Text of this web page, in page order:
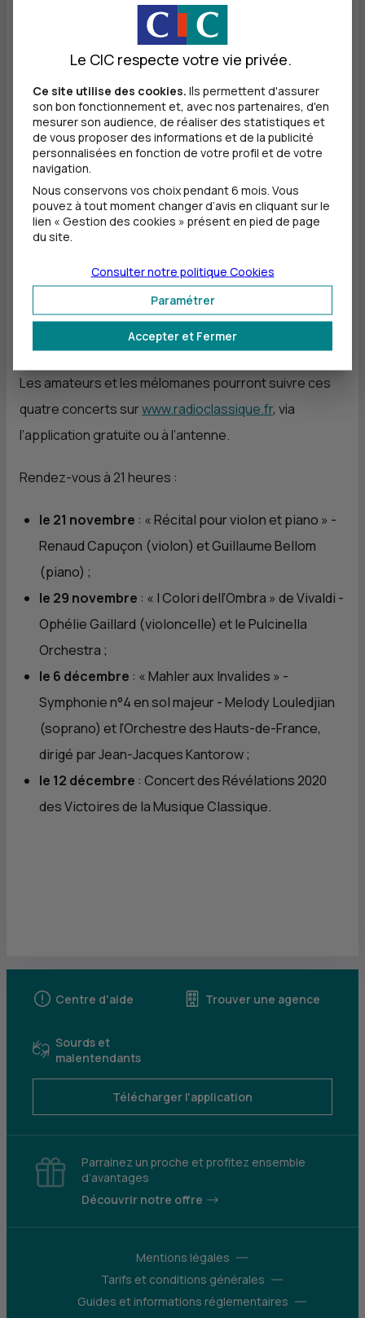
donnant rendez-vous sur les ondes de Radio
Classique à tous les publics, du néophyte au
mélomane, pour partager la programmation de la
saison musicale des Invalides», a déclaréDaniel Baal
directeur général duCIC.
Dans cette saison musicale revue pour les mois de
novembre et décembre 2020, quatre concerts seront
proposés dont deux représentations par des artistes
renommés, fortement engagés autour des valeurs
Capuçon, accompagné de Guillaume Bellom, et
Ophélie Gaillard, accompagnée du Pulcinella
Les amateurs et les mélomanes pourront suivre ces
quatre concerts surwww.radioclassique.fr, via
l’application gratuite ou à l’antenne.
Rendez-vous à 21 heures :
le 21 novembre : «Récital pour violon et piano » -
Renaud Capuçon (violon) et Guillaume Bellom
(piano) ;
le 29 novembre : « I Colori dell’Ombra » de Vivaldi -
Ophélie Gaillard (violoncelle) et le Pulcinella
Orchestra ;
le 6 décembre : «Mahler aux Invalides » -
Symphonie n°4 en sol majeur - Melody Louledjian
(soprano) et l’Orchestre des Hauts-de-France,
dirigé par Jean-Jacques Kantorow ;
le 12 décembre : Concert des Révélations 2020
des Victoires de la Musique Classique.
Centre d'aide Trouver une agence
Sourds et
malentendants
Télécharger l'application
Parrainez un proche et profitez ensemble
d’avantages
Découvrir notre offre
Mentions légales
Tarifs et conditions générales
Guides et informations réglementaires
Le CIC respecte votre vie privée.
Ce site utilise des cookies. Ils permettent d'assurer
son bon fonctionnement et, avec nos partenaires, d'en
mesurer son audience, de réaliser des statistiques et
de vous proposer des informations et de la publicité
personnalisées en fonction de votre profil et de votre
navigation.
Nous conservons vos choix pendant 6 mois. Vous
pouvez à tout moment changer d’avis en cliquant sur le
lien « Gestion des cookies » présent en pied de page
du site.
Accepter et Fermer
Paramétrer
Consulter notre politique Cookies